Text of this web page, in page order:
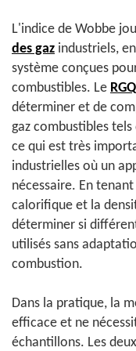
L'indice de Wobbe
des gaz industriels,
système conçues
combustibles. Le
déterminer et de
gaz combustibles tels
ce qui est très
industrielles où un
nécessaire. En
calorifique et la
déterminer si
utilisés sans
combustion.
Dans la pratique, la
efficace et ne
échantillons. Les